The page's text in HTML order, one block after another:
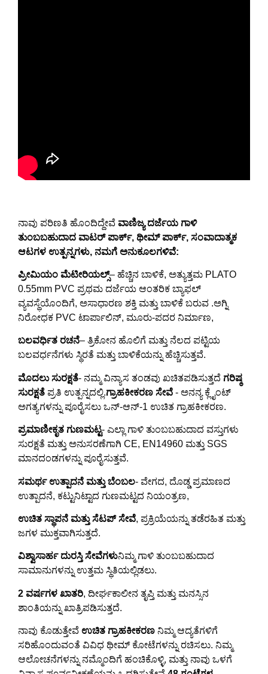
ನಾವು ಪರಿಣತಿ ಹೊಂದಿದ್ದೇವೆ ವಾಣಿಜ್ಯ ದರ್ಜೆಯ ಗಾಳಿ
ತುಂಬಬಹುದಾದ ವಾಟರ್ ಪಾರ್ಕ್, ಥೀಮ್ ಪಾರ್ಕ್, ಸಂವಾದಾತ್ಮಕ
ಆಟಗಳ ಉತ್ಪನ್ನಗಳು, ನಮಗೆ ಅನುಕೂಲಗಳಿವೆ:
ಪ್ರೀಮಿಯಂ ಮೆಟೀರಿಯಲ್ಸ್– ಹೆಚ್ಚಿನ ಬಾಳಿಕೆ, ಅತ್ಯುತ್ತಮ PLATO
0.55mm PVC ಪ್ರಥಮ ದರ್ಜೆಯ ಆಂತರಿಕ ಬ್ಯಾಫಲ್
ವ್ಯವಸ್ಥೆಯೊಂದಿಗೆ, ಅಸಾಧಾರಣ ಶಕ್ತಿ ಮತ್ತು ಬಾಳಿಕೆ ಬರುವ .ಅಗ್ನಿ
ನಿರೋಧಕ PVC ಟಾರ್ಪಾಲಿನ್, ಮೂರು-ಪದರ ನಿರ್ಮಾಣ,
ಬಲವರ್ಧಿತ ರಚನೆ– ತ್ರಿಕೋನ ಹೊಲಿಗೆ ಮತ್ತು ನೆಲದ ಪಟ್ಟಿಯ
ಬಲವರ್ಧನೆಗಳು ಸ್ಥಿರತೆ ಮತ್ತು ಬಾಳಿಕೆಯನ್ನು ಹೆಚ್ಚಿಸುತ್ತವೆ.
ಮೊದಲು ಸುರಕ್ಷತೆ- ನಮ್ಮ ವಿನ್ಯಾಸ ತಂಡವು ಖಚಿತಪಡಿಸುತ್ತದೆ ಗರಿಷ್ಠ
ಸುರಕ್ಷತೆ ಪ್ರತಿ ಉತ್ಪನ್ನದಲ್ಲಿ.ಗ್ರಾಹಕೀಕರಣ ಸೇವೆ - ಅನನ್ಯ ಕ್ಲೈಂಟ್
ಅಗತ್ಯಗಳನ್ನು ಪೂರೈಸಲು ಒನ್-ಆನ್-1 ಉಚಿತ ಗ್ರಾಹಕೀಕರಣ.
ಪ್ರಮಾಣೀಕೃತ ಗುಣಮಟ್ಟ- ಎಲ್ಲಾ ಗಾಳಿ ತುಂಬಬಹುದಾದ ವಸ್ತುಗಳು
ಸುರಕ್ಷತೆ ಮತ್ತು ಅನುಸರಣೆಗಾಗಿ CE, EN14960 ಮತ್ತು SGS
ಮಾನದಂಡಗಳನ್ನು ಪೂರೈಸುತ್ತವೆ.
ಸಮರ್ಥ ಉತ್ಪಾದನೆ ಮತ್ತು ಬೆಂಬಲ- ವೇಗದ, ದೊಡ್ಡ ಪ್ರಮಾಣದ
ಉತ್ಪಾದನೆ, ಕಟ್ಟುನಿಟ್ಟಾದ ಗುಣಮಟ್ಟದ ನಿಯಂತ್ರಣ,
ಉಚಿತ ಸ್ಥಾಪನೆ ಮತ್ತು ಸೆಟಪ್ ಸೇವೆ, ಪ್ರಕ್ರಿಯೆಯನ್ನು ತಡೆರಹಿತ ಮತ್ತು
ಜಗಳ ಮುಕ್ತವಾಗಿಸುತ್ತದೆ.
ವಿಶ್ವಾಸಾರ್ಹ ದುರಸ್ತಿ ಸೇವೆಗಳುನಿಮ್ಮ ಗಾಳಿ ತುಂಬಬಹುದಾದ
ಸಾಮಾನುಗಳನ್ನು ಉತ್ತಮ ಸ್ಥಿತಿಯಲ್ಲಿಡಲು.
2 ವರ್ಷಗಳ ಖಾತರಿ, ದೀರ್ಘಕಾಲೀನ ತೃಪ್ತಿ ಮತ್ತು ಮನಸ್ಸಿನ
ಶಾಂತಿಯನ್ನು ಖಾತ್ರಿಪಡಿಸುತ್ತದೆ.
ನಾವು ಕೊಡುತ್ತೇವೆ ಉಚಿತ ಗ್ರಾಹಕೀಕರಣ ನಿಮ್ಮ ಆದ್ಯತೆಗಳಿಗೆ
ಸರಿಹೊಂದುವಂತೆ ವಿವಿಧ ಥೀಮ್ ಕೋಟೆಗಳನ್ನು ರಚಿಸಲು. ನಿಮ್ಮ
ಆಲೋಚನೆಗಳನ್ನು ನಮ್ಮೊಂದಿಗೆ ಹಂಚಿಕೊಳ್ಳಿ, ಮತ್ತು ನಾವು ಒಳಗೆ